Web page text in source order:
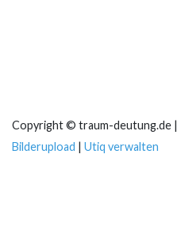
Copyright © traum-deutung.de |
Bilderupload | Utiq verwalten